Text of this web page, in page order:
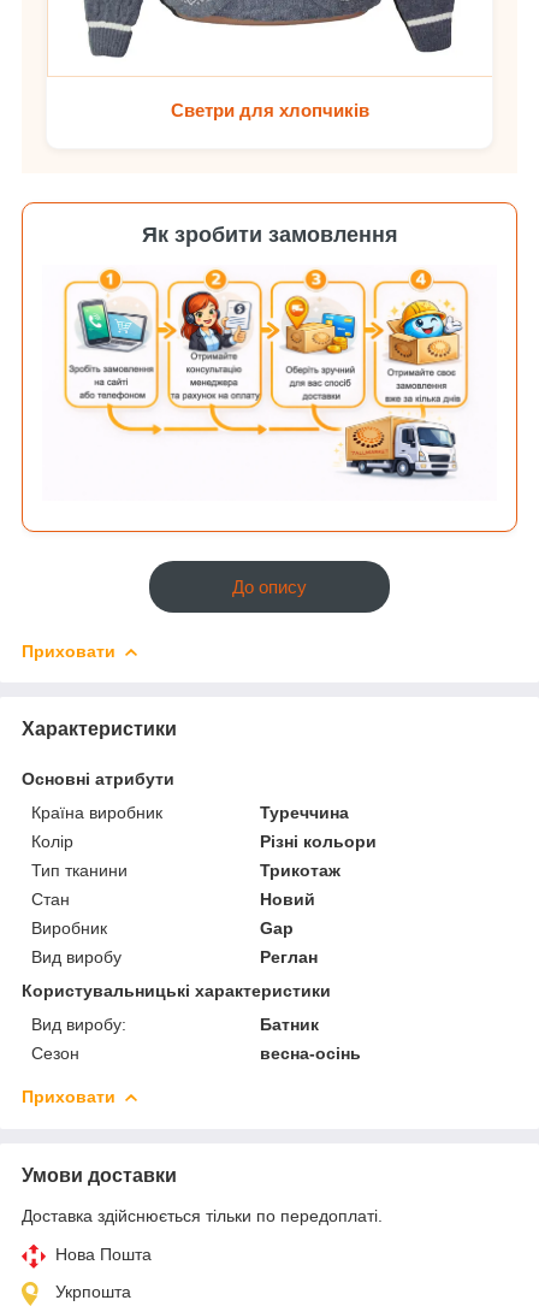
Светри для хлопчиків
Як зробити замовлення
До опису
Приховати
Характеристики
Основні атрибути
Країна виробник
Туреччина
Колір
Різні кольори
Тип тканини
Трикотаж
Стан
Новий
Виробник
Gap
Вид виробу
Реглан
Користувальницькі характеристики
Вид виробу:
Батник
Сезон
весна-осінь
Приховати
Умови доставки
Доставка здійснюється тільки по передоплаті.
Нова Пошта
Укрпошта